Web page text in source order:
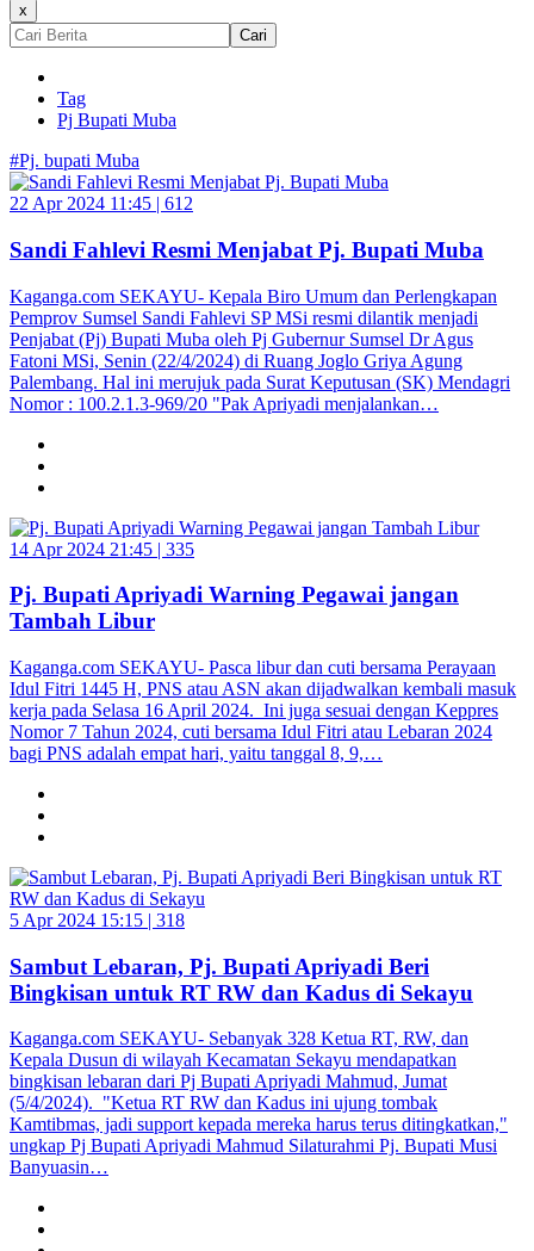
x
Cari
Tag
Pj Bupati Muba
#Pj. bupati Muba
22 Apr 2024 11:45 | 612
Sandi Fahlevi Resmi Menjabat Pj. Bupati Muba
Kaganga.com SEKAYU- Kepala Biro Umum dan Perlengkapan
Pemprov Sumsel Sandi Fahlevi SP MSi resmi dilantik menjadi
Penjabat (Pj) Bupati Muba oleh Pj Gubernur Sumsel Dr Agus
Fatoni MSi, Senin (22/4/2024) di Ruang Joglo Griya Agung
Palembang. Hal ini merujuk pada Surat Keputusan (SK) Mendagri
Nomor : 100.2.1.3-969/20 "Pak Apriyadi menjalankan…
14 Apr 2024 21:45 | 335
Pj. Bupati Apriyadi Warning Pegawai jangan
Tambah Libur
Kaganga.com SEKAYU- Pasca libur dan cuti bersama Perayaan
Idul Fitri 1445 H, PNS atau ASN akan dijadwalkan kembali masuk
kerja pada Selasa 16 April 2024. Ini juga sesuai dengan Keppres
Nomor 7 Tahun 2024, cuti bersama Idul Fitri atau Lebaran 2024
bagi PNS adalah empat hari, yaitu tanggal 8, 9,…
5 Apr 2024 15:15 | 318
Sambut Lebaran, Pj. Bupati Apriyadi Beri
Bingkisan untuk RT RW dan Kadus di Sekayu
Kaganga.com SEKAYU- Sebanyak 328 Ketua RT, RW, dan
Kepala Dusun di wilayah Kecamatan Sekayu mendapatkan
bingkisan lebaran dari Pj Bupati Apriyadi Mahmud, Jumat
(5/4/2024). "Ketua RT RW dan Kadus ini ujung tombak
Kamtibmas, jadi support kepada mereka harus terus ditingkatkan,"
ungkap Pj Bupati Apriyadi Mahmud Silaturahmi Pj. Bupati Musi
Banyuasin…